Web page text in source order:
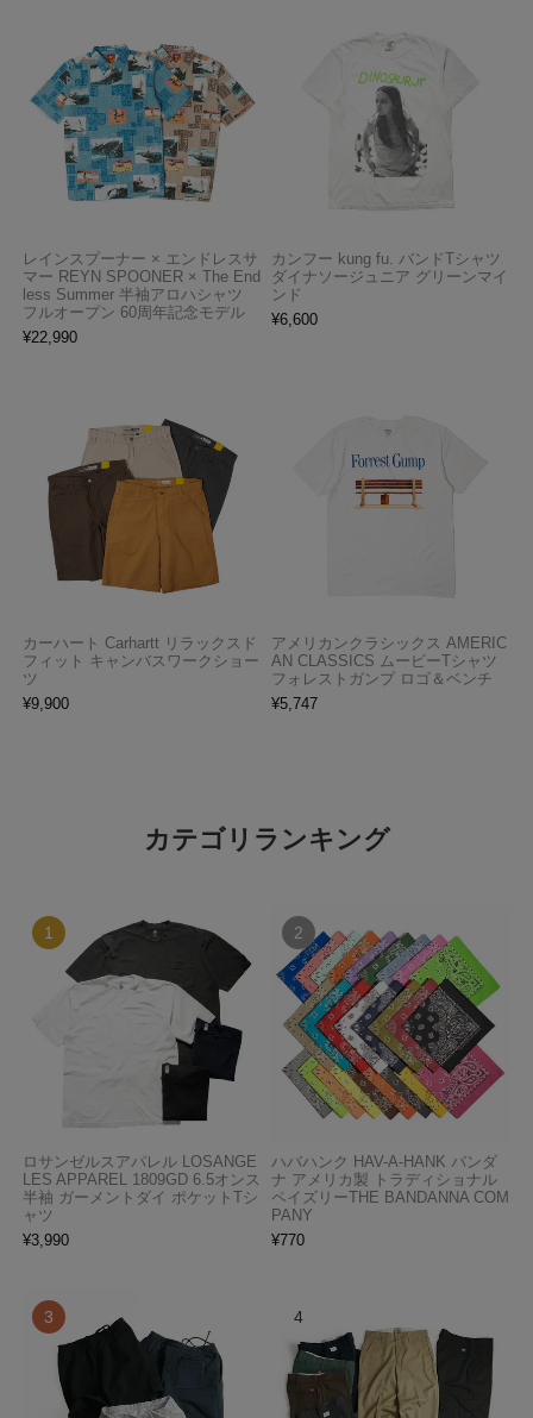
レインスプーナー × エンドレスサ
マー REYN SPOONER × The End
less Summer 半袖アロハシャツ
フルオープン 60周年記念モデル
¥22,990
カンフー kung fu. バンドTシャツ
ダイナソージュニア グリーンマイ
ンド
¥6,600
カーハート Carhartt リラックスド
フィット キャンバスワークショー
ツ
¥9,900
アメリカンクラシックス AMERIC
AN CLASSICS ムービーTシャツ
フォレストガンプ ロゴ＆ベンチ
¥5,747
カテゴリランキング
ロサンゼルスアパレル LOSANGE
LES APPAREL 1809GD 6.5オンス
半袖 ガーメントダイ ポケットTシ
ャツ
¥3,990
ハバハンク HAV-A-HANK バンダ
ナ アメリカ製 トラディショナル
ペイズリーTHE BANDANNA COM
PANY
¥770